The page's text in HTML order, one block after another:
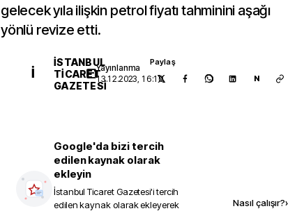
gelecek yıla ilişkin petrol fiyatı tahminini aşağı
yönlü revize etti.
İ
İSTANBUL
TICARET
GAZETESI
Yayınlanma
13.12.2023, 16:10
Paylaş
N
Google'da bizi tercih
edilen kaynak olarak
ekleyin
İstanbul Ticaret Gazetesi'i tercih
edilen kaynak olarak ekleyerek
Nasıl çalışır?›